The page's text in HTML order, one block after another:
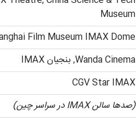
Museum
Film Museum IMAX Dome
Wanda Cinema, بنجیان IMAX
CGV Star IMAX
(صدها سالنIMAX در سراسر چین )